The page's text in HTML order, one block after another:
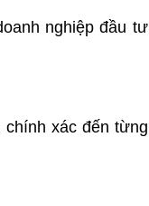
nghiệp đầu tư
xác đến từng